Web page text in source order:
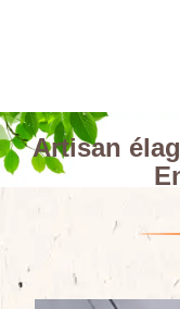
Artisan